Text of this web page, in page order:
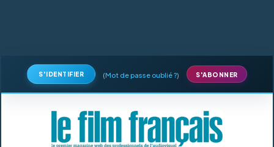
S'IDENTIFIER (Mot de passe oublié ?) S'ABONNER